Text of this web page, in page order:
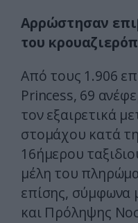
Αρρώστησαν
του
Από τους 1.906
Princess, 69
τον εξαιρετικά
στομάχου κατά
16ήμερου
μέλη του
επίσης, σύμφωνα
και Πρόληψης